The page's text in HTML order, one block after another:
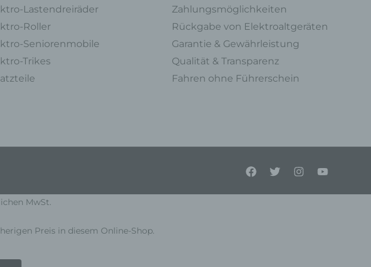
Lastendreiräder
Roller
Seniorenmobile
Trikes
Zahlungsmöglichkeiten
Rückgabe von Elektroaltgeräten
Garantie & Gewährleistung
Qualität & Transparenz
Fahren ohne Führerschein
MwSt.
Preis in diesem Online-Shop.
oder Ortswechsel
vorherzusagen.
Daten in einer
ohne Hinzuziehung
Verarbeitung
ist die natürliche
und Mittel der Verarbeitung
das Recht der